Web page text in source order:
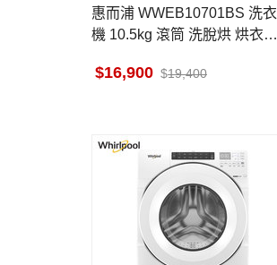
惠而浦 WWEB10701BS 洗衣
機 10.5kg 滾筒 洗脫烘 烘衣7k
16,900 19,400